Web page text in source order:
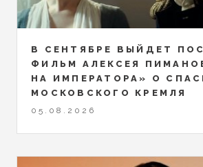
В СЕНТЯБРЕ ВЫЙДЕТ
ФИЛЬМ АЛЕКСЕЯ
НА ИМПЕРАТОРА» О
МОСКОВСКОГО КРЕМЛЯ
05.08.2026